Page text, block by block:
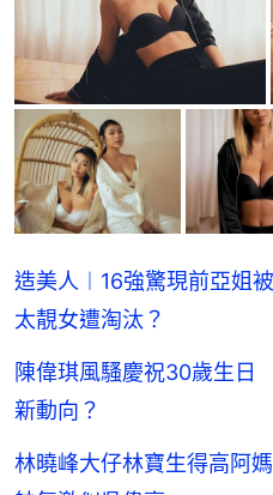
造美人︱16強驚現前亞姐
太靚女遭淘汰？
陳偉琪風騷慶祝30歲生
新動向？
林曉峰大仔林寶生得高阿